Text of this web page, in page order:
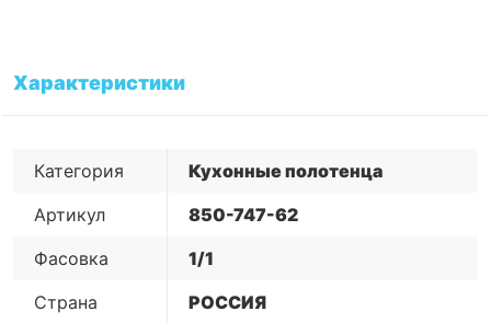
Характеристики
Категория
Кухонные полотенца
Артикул
850-747-62
Фасовка
1/1
Страна
РОССИЯ